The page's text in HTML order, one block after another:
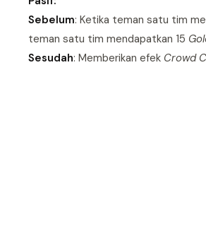
Sebelum: Ketika teman satu tim
teman satu tim mendapatkan 15
Sesudah: Memberikan efek Crowd